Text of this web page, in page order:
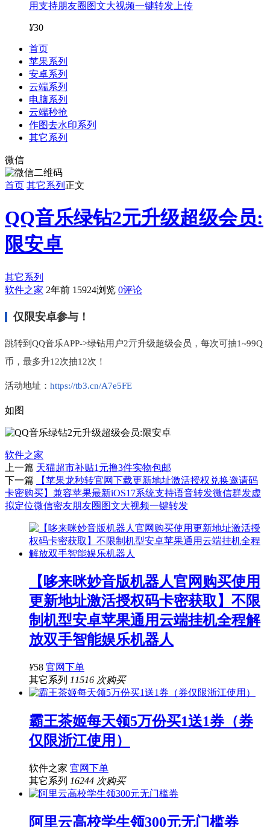
用支持朋友圈图文大视频一键转发上传
¥30
首页
苹果系列
安卓系列
云端系列
电脑系列
云端秒抢
作图去水印系列
其它系列
微信
首页 其它系列 正文
QQ音乐绿钻2元升级超级会员:
限安卓
其它系列
软件之家 2年前 15924浏览 0评论
仅限安卓参与！
跳转到QQ音乐APP->绿钻用户2亓升级超级会员，每次可抽1~99Q
币，最多升12次抽12次！
活动地址： https://tb3.cn/A7e5FE
如图
软件之家
上一篇 天猫超市补贴1元撸3件实物包邮
下一篇
【苹果龙秒转官网下载更新地址激活授权兑换邀请码
卡密购买】兼容苹果最新iOS17系统支持语音转发微信群发虚
拟定位微信密友朋友圈图文大视频一键转发
【哆来咪妙音版机器人官网购买使用
更新地址激活授权码卡密获取】不限
制机型安卓苹果通用云端挂机全程解
放双手智能娱乐机器人
¥58 官网下单
其它系列 11516 次购买
霸王茶姬每天领5万份买1送1券（券
仅限浙江使用）
软件之家 官网下单
其它系列 16244 次购买
阿里云高校学生领300元无门槛券